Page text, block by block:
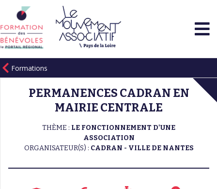
Formations
PERMANENCES CADRAN EN
MAIRIE CENTRALE
THÈME : LE FONCTIONNEMENT D'UNE
ASSOCIATION
ORGANISATEUR(S) : CADRAN - VILLE DE NANTES